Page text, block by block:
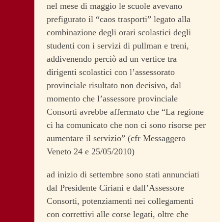
nel mese di maggio le scuole avevano
prefigurato il “caos trasporti” legato alla
combinazione degli orari scolastici degli
studenti con i servizi di pullman e treni,
addivenendo perciò ad un vertice tra
dirigenti scolastici con l’assessorato
provinciale risultato non decisivo, dal
momento che l’assessore provinciale
Consorti avrebbe affermato che “La regione
ci ha comunicato che non ci sono risorse per
aumentare il servizio” (cfr Messaggero
Veneto 24 e 25/05/2010)
ad inizio di settembre sono stati annunciati
dal Presidente Ciriani e dall’Assessore
Consorti, potenziamenti nei collegamenti
con correttivi alle corse legati, oltre che